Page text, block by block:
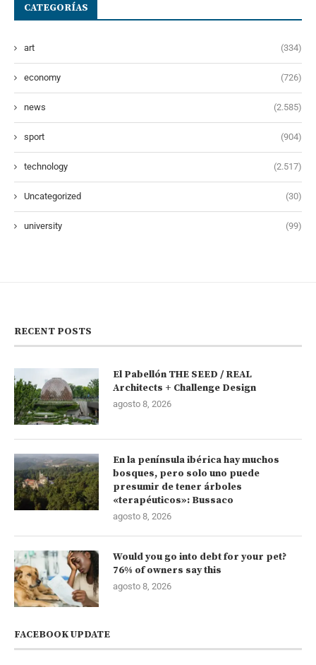
CATEGORÍAS
art (334)
economy (726)
news (2.585)
sport (904)
technology (2.517)
Uncategorized (30)
university (99)
RECENT POSTS
El Pabellón THE SEED / REAL
Architects + Challenge Design
agosto 8, 2026
En la península ibérica hay muchos
bosques, pero solo uno puede
presumir de tener árboles
«terapéuticos»: Bussaco
agosto 8, 2026
Would you go into debt for your pet?
76% of owners say this
agosto 8, 2026
FACEBOOK UPDATE